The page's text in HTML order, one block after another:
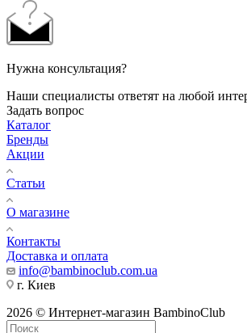
Нужна консультация?
Наши специалисты ответят на любой
Задать вопрос
Каталог
Бренды
Акции
Статьи
О магазине
Контакты
Доставка и оплата
info@bambinoclub.com.ua
г. Киев
2026 © Интернет-магазин BambinoClub